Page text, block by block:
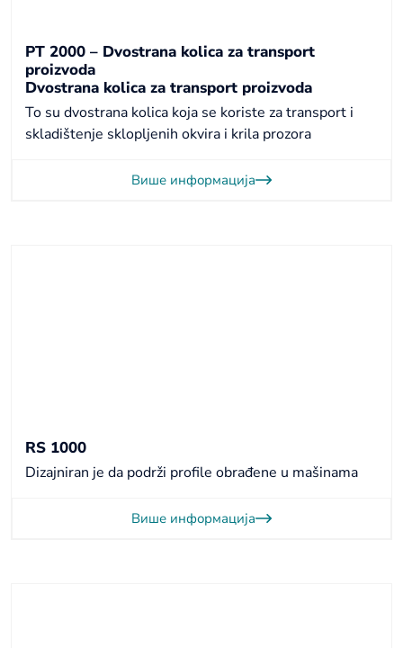
PT 2000 – Dvostrana kolica za transport
proizvoda
Dvostrana kolica za transport proizvoda
To su dvostrana kolica koja se koriste za transport i
skladištenje sklopljenih okvira i krila prozora
Више информација
RS 1000
Dizajniran je da podrži profile obrađene u mašinama
Више информација